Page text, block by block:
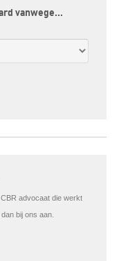
vanwege…
advocaat die werkt
bij ons aan.